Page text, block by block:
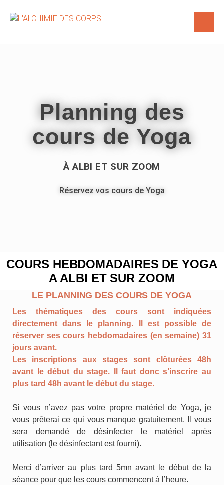
Planning des
cours de Yoga
À ALBI ET SUR ZOOM
Réservez vos cours de Yoga
COURS HEBDOMADAIRES DE YOGA
A ALBI ET SUR ZOOM
LE PLANNING DES COURS DE YOGA
Les thématiques des cours sont indiquées
directement dans le planning. Il est possible de
réserver ses cours hebdomadaires (en semaine) 31
jours avant.
Les inscriptions aux stages sont clôturées 48h
avant le début du stage. Il faut donc s’inscrire au
plus tard 48h avant le début du stage.
Si vous n’avez pas votre propre matériel de Yoga, je
vous prêterai ce qui vous manque gratuitement. Il vous
sera demandé de désinfecter le matériel après
utilisation (le désinfectant est fourni).
Merci d’arriver au plus tard 5mn avant le début de la
séance pour que les cours commencent à l’heure.